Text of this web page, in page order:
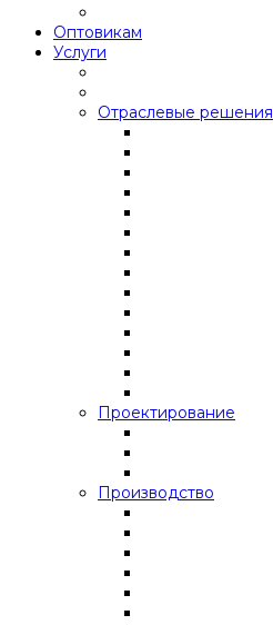
Оптовикам
Услуги
Отраслевые решения
Проектирование
Производство